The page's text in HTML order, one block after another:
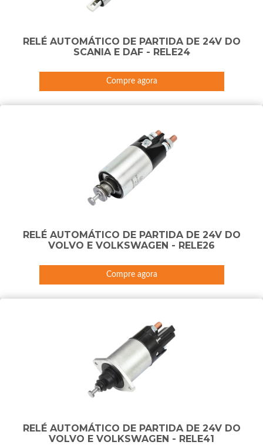
RELÉ AUTOMÁTICO DE PARTIDA DE 24V DO
SCANIA E DAF - RELE24
Compre agora
RELÉ AUTOMÁTICO DE PARTIDA DE 24V DO
VOLVO E VOLKSWAGEN - RELE26
Compre agora
RELÉ AUTOMÁTICO DE PARTIDA DE 24V DO
VOLVO E VOLKSWAGEN - RELE41